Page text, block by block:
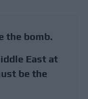
the bomb.
East at
be the